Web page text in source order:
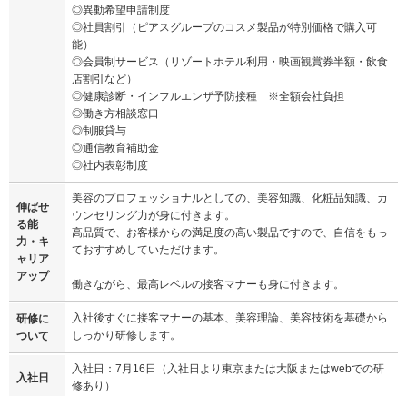
◎異動希望申請制度
◎社員割引（ピアスグループのコスメ製品が特別価格で購入可
能）
◎会員制サービス（リゾートホテル利用・映画観賞券半額・飲食
店割引など）
◎健康診断・インフルエンザ予防接種 ※全額会社負担
◎働き方相談窓口
◎制服貸与
◎通信教育補助金
◎社内表彰制度
伸ばせ
る能
力・キ
ャリア
アップ
美容のプロフェッショナルとしての、美容知識、化粧品知識、カ
ウンセリング力が身に付きます。
高品質で、お客様からの満足度の高い製品ですので、自信をもっ
ておすすめしていただけます。
働きながら、最高レベルの接客マナーも身に付きます。
研修に
ついて
入社後すぐに接客マナーの基本、美容理論、美容技術を基礎から
しっかり研修します。
入社日
入社日：7月16日（入社日より東京または大阪またはwebでの研
修あり）